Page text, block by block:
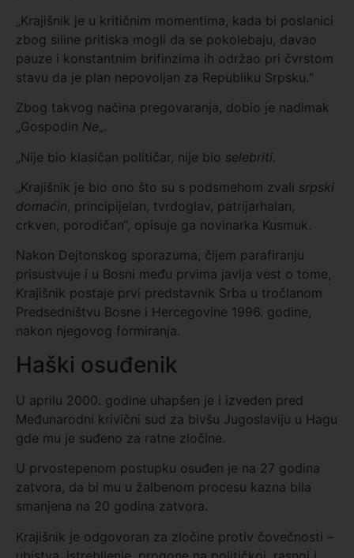
„Krajišnik je u kritičnim momentima, kada bi poslanici
zbog siline pritiska mogli da se pokolebaju, davao
pauze i konstantnim brifinzima ih održao pri čvrstom
stavu da je plan nepovoljan za Republiku Srpsku.“
Zbog takvog načina pregovaranja, dobio je nadimak
„Gospodin Ne„.
„Nije bio klasičan političar, nije bio selebriti.
„Krajišnik je bio ono što su s podsmehom zvali srpski
domaćin, principijelan, tvrdoglav, patrijarhalan,
crkven, porodičan“, opisuje ga novinarka Kusmuk.
Nakon Dejtonskog sporazuma, čijem parafiranju
prisustvuje i u Bosni među prvima javlja vest o tome,
Krajišnik postaje prvi predstavnik Srba u tročlanom
Predsedništvu Bosne i Hercegovine 1996. godine,
nakon njegovog formiranja.
Haški osuđenik
U aprilu 2000. godine uhapšen je i izveden pred
Međunarodni krivični sud za bivšu Jugoslaviju u Hagu
gde mu je suđeno za ratne zločine.
U prvostepenom postupku osuđen je na 27 godina
zatvora, da bi mu u žalbenom procesu kazna bila
smanjena na 20 godina zatvora.
Krajišnik je odgovoran za zločine protiv čovečnosti –